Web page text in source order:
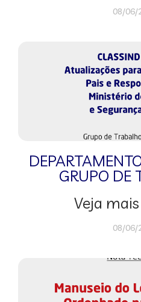
08/06/
GRUPO DE
Veja
08/06/